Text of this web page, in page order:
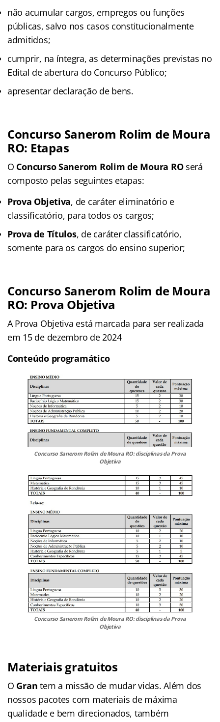
não acumular cargos, empregos ou funções
públicas, salvo nos casos constitucionalmente
admitidos;
cumprir, na íntegra, as determinações previstas no
Edital de abertura do Concurso Público;
apresentar declaração de bens.
Concurso Sanerom Rolim de Moura
RO: Etapas
O Concurso Sanerom Rolim de Moura RO será
composto pelas seguintes etapas:
Prova Objetiva, de caráter eliminatório e
classificatório, para todos os cargos;
Prova de Títulos, de caráter classificatório,
somente para os cargos do ensino superior;
Concurso Sanerom Rolim de Moura
RO: Prova Objetiva
A Prova Objetiva está marcada para ser realizada
em 15 de dezembro de 2024
Conteúdo programático
Concurso Sanerom Rolim de Moura RO: disciplinas da Prova
Objetiva
Concurso Sanerom Rolim de Moura RO: disciplinas da Prova
Objetiva
Materiais gratuitos
O Grantem a missão de mudar vidas. Além dos
nossos pacotes com materiais de máxima
qualidade e bem direcionados, também